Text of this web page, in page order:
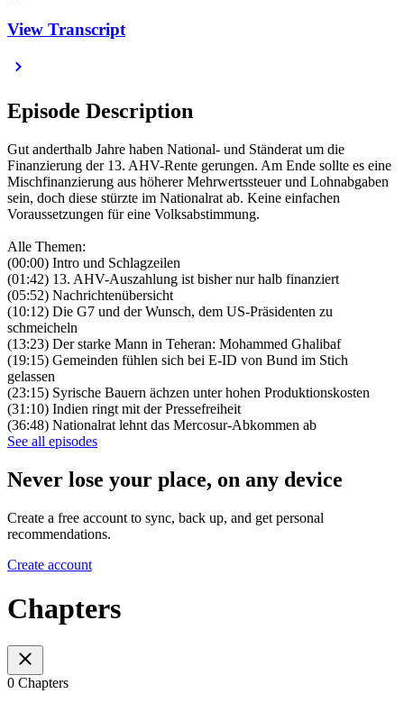
View Transcript
Episode Description
Gut anderthalb Jahre haben National- und Ständerat um die
Finanzierung der 13. AHV-Rente gerungen. Am Ende sollte es eine
Mischfinanzierung aus höherer Mehrwertssteuer und Lohnabgaben
sein, doch diese stürzte im Nationalrat ab. Keine einfachen
Voraussetzungen für eine Volksabstimmung.
Alle Themen:
(00:00) Intro und Schlagzeilen
(01:42) 13. AHV-Auszahlung ist bisher nur halb finanziert
(05:52) Nachrichtenübersicht
(10:12) Die G7 und der Wunsch, dem US-Präsidenten zu
schmeicheln
(13:23) Der starke Mann in Teheran: Mohammed Ghalibaf
(19:15) Gemeinden fühlen sich bei E-ID von Bund im Stich
gelassen
(23:15) Syrische Bauern ächzen unter hohen Produktionskosten
(31:10) Indien ringt mit der Pressefreiheit
(36:48) Nationalrat lehnt das Mercosur-Abkommen ab
See all episodes
Never lose your place, on any device
Create a free account to sync, back up, and get personal
recommendations.
Create account
Chapters
0 Chapters